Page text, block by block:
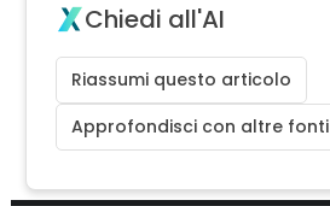
Chiedi all'AI
Riassumi questo articolo
Approfondisci con altre fonti